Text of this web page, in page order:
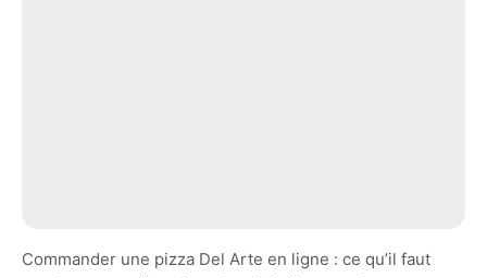
Commander une pizza Del Arte en ligne : ce qu’il faut